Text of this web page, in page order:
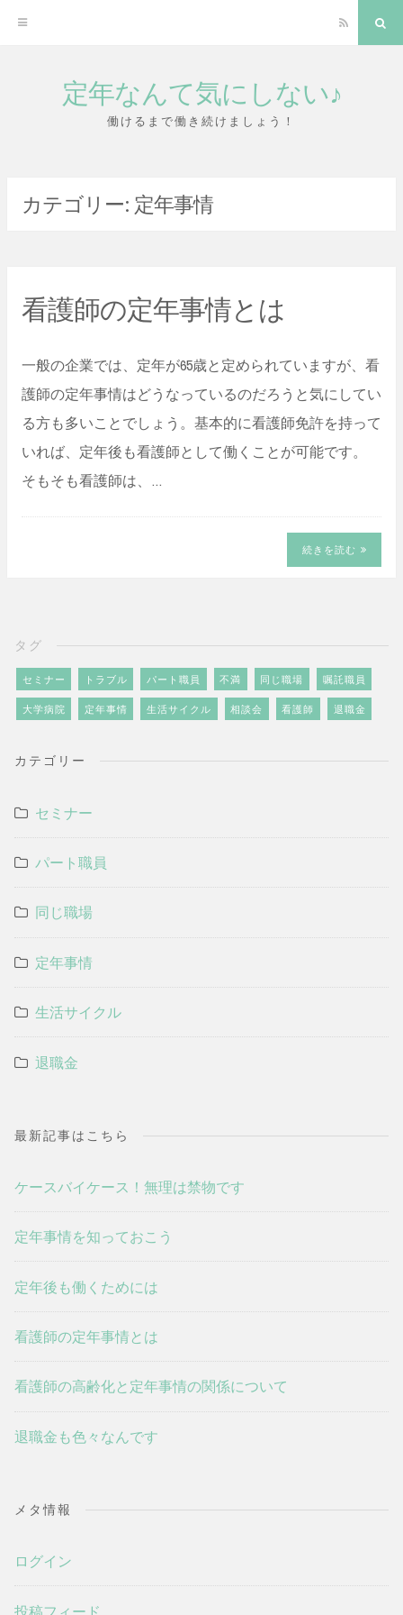
RSS
定年なんて気にしない♪
働けるまで働き続けましょう！
カテゴリー: 定年事情
看護師の定年事情とは
一般の企業では、定年が65歳と定められていますが、看
護師の定年事情はどうなっているのだろうと気にしてい
る方も多いことでしょう。基本的に看護師免許を持って
いれば、定年後も看護師として働くことが可能です。
そもそも看護師は、…
続きを読む
タグ
セミナー トラブル パート職員 不満 同じ職場 嘱託職員
大学病院 定年事情 生活サイクル 相談会 看護師 退職金
カテゴリー
セミナー
パート職員
同じ職場
定年事情
生活サイクル
退職金
最新記事はこちら
ケースバイケース！無理は禁物です
定年事情を知っておこう
定年後も働くためには
看護師の定年事情とは
看護師の高齢化と定年事情の関係について
退職金も色々なんです
メタ情報
ログイン
投稿フィード